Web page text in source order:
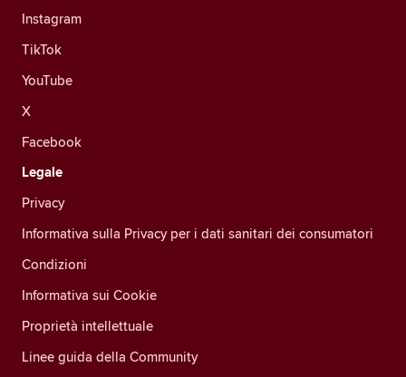
Instagram
TikTok
YouTube
X
Facebook
Legale
Privacy
Informativa sulla Privacy per i dati sanitari dei consumatori
Condizioni
Informativa sui Cookie
Proprietà intellettuale
Linee guida della Community